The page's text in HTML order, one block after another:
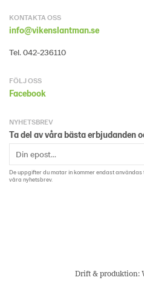
KONTAKTA OSS
info@vikenslantman.se
Tel. 042-236110
FÖLJ OSS
Facebook
NYHETSBREV
Ta del av våra bästa erbjudanden
De uppgifter du matar in kommer endast användas
våra nyhetsbrev.
Drift & produktion: